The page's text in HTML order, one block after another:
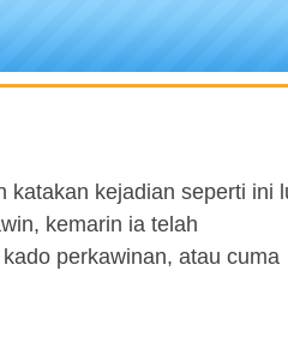
katakan kejadian seperti ini
kemarin ia telah
perkawinan, atau cuma